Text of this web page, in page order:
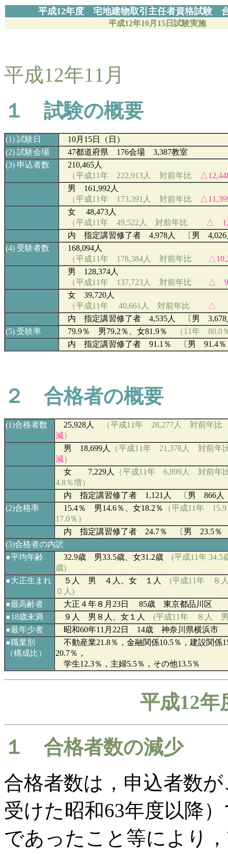
平成12年度 宅地建物取引主任者資格試験
平成12年10月15日試験実施
平成12年11月
１ 試験の概要
(1) 試験日 10月15日（日）
(2) 試験会場 47都道府県 176会場 3,387教室
(3) 申込者数
210,465人
（平成11年 222,913人 対前年比
男 161,992人
（平成11年 173,391人 対前年比
女 48,473人
（平成11年 49,522人 対前年比
△
内 指定講習修了者 4,978人 〔男
(4) 受験者数 168,094人
（平成11年 178,384人 対前年比
男 128,374人
（平成11年 137,723人 対前年比
△
女 39,720人
（平成11年
40,661 人 対前年比
△
内 指定講習修了者 4,535人 〔男
(5) 受験率 79.9％ 男79.2 ％、女81.9％
（11年 80.0
内 指定講習修了者 91.1％ 〔男 91.4
２ 合格者の概要
(1)合格者数 25,928人
（平成11年 28,277人 対前年
減）
男 18,699人
（平成11年 21,378人 対前年
減）
女 7,229人
（平成11年 6,899人 対
4.8％増）
内 指定講習修了者 1,121人 〔男 866
(2)合格率 15.4％ 男14.6％、女18.2％ （平成11年 15.9
17.0％）
内 指定講習修了者 24.7％ 〔男 23.5％
(3)合格者の内訳
●平均年齢 32.9歳 男33.5歳、女31.2歳 (平成11年 34.5
歳)
●大正生まれ ５人 男 ４人、女 １人
(平成11年
０人)
●最高齢者
大正４年８月23日 85歳 東京都品川区
●18歳未満
９人 男８人、女１人 (平成11年 ８人 男
●最年少者
昭和60年11月22日 14歳 神奈川県横浜市
●職業別
（構成比）
不動産業21.8％，金融関係10.5％，建設関係
20.7％，
学生12.3％，主婦5.5％，その他13.5％
平成12年
１ 合格者数の減少
合格者数は，申込者数
受けた昭和63年度以降
であったこと等により